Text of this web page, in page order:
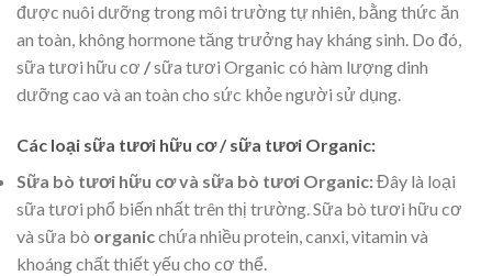
được nuôi dưỡng trong môi trường tự nhiên, bằng thức ăn
an toàn, không hormone tăng trưởng hay kháng sinh. Do đó,
sữa tươi hữu cơ /sữa tươi Organic có hàm lượng dinh
dưỡng cao và an toàn cho sức khỏe người sử dụng.
Các loại sữa tươi hữu cơ/sữa tươi Organic:
Sữa bò tươi hữu cơ và sữa bò tươi Organic:Đây là loại
sữa tươi phổ biến nhất trên thị trường. Sữa bò tươi hữu cơ
và sữa bò organicchứa nhiều protein, canxi, vitamin và
khoáng chất thiết yếu cho cơ thể.